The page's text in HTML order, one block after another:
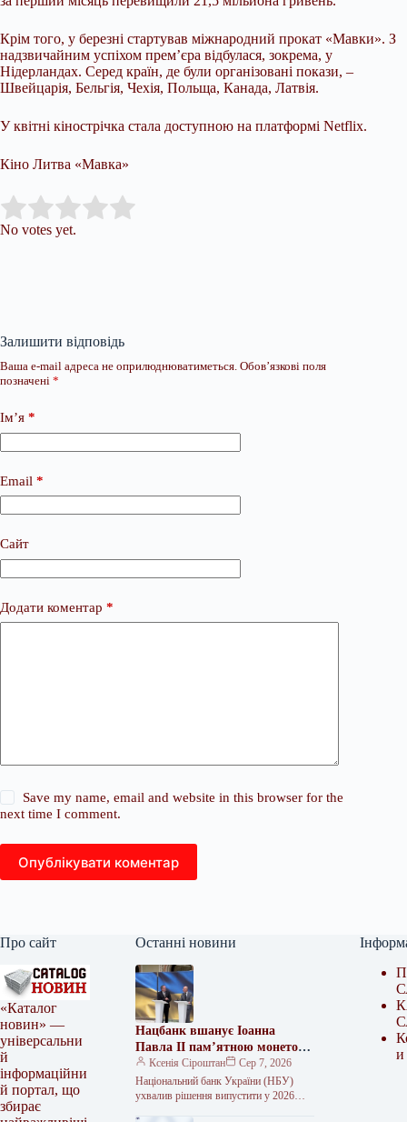
Крім того, у березні стартував міжнародний прокат «Мавки». З
надзвичайним успіхом прем’єра відбулася, зокрема, у
Нідерландах. Серед країн, де були організовані покази, –
Швейцарія, Бельгія, Чехія, Польща, Канада, Латвія.
У квітні кінострічка стала доступною на платформі Netflix.
Кіно Литва «Мавка»
Rate this item:
No votes yet.
Залишити відповідь
Ваша e-mail адреса не оприлюднюватиметься. Обов’язкові поля
позначені *
Ім’я *
Email *
Сайт
Додати коментар *
Save my name, email and website in this browser for the
next time I comment.
Опублікувати коментар
Про сайт
«Каталог
новин» —
універсальни
й
інформаційни
й портал, що
збирає
Останні новини
Нацбанк вшанує Іоанна
Павла II пам’ятною монетою
2026 року
Ксенія Сіроштан
Сер 7, 2026
Національний банк України (НБУ)
ухвалив рішення випустити у 2026
и